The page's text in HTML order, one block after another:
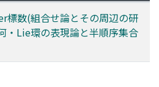
標数(組合せ論とその周辺の研
・Lie環の表現論と半順序集合